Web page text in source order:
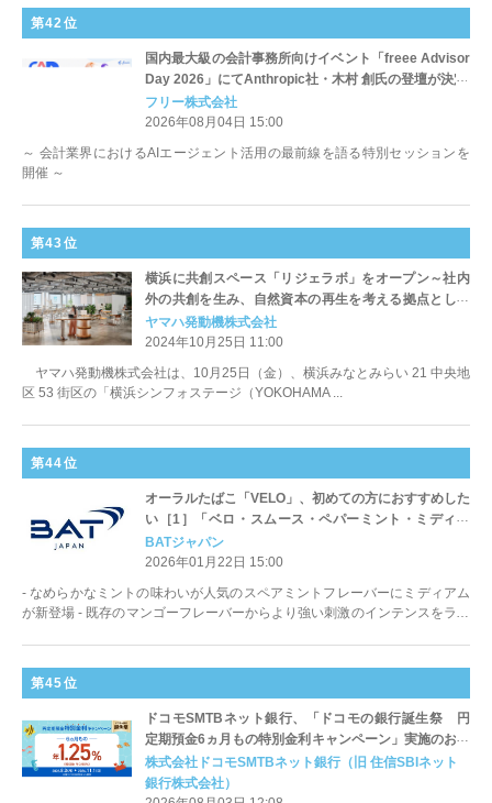
第42位
国内最大級の会計事務所向けイベント「freee Advisor
Day 2026」にてAnthropic社・木村 創氏の登壇が決定
フリー株式会社
2026年08月04日 15:00
～ 会計業界におけるAIエージェント活用の最前線を語る特別セッションを
開催 ～
第43位
横浜に共創スペース「リジェラボ」をオープン～社内
外の共創を生み、自然資本の再生を考える拠点として
活用～
ヤマハ発動機株式会社
2024年10月25日 11:00
ヤマハ発動機株式会社は、10月25日（金）、横浜みなとみらい 21 中央地
区 53 街区の「横浜シンフォステージ（YOKOHAMA ...
第44位
オーラルたばこ「VELO」、初めての方におすすめした
い［1］「ベロ・スムース・ペパーミント・ミディア
ム」を含む2銘柄を2月2日（月）より新発売
BATジャパン
2026年01月22日 15:00
‐ なめらかなミントの味わいが人気のスペアミントフレーバーにミディアム
が新登場 ‐ 既存のマンゴーフレーバーからより強い刺激のインテンスをライ
第45位
ドコモSMTBネット銀行、「ドコモの銀行誕生祭 円
定期預金6ヵ月もの特別金利キャンペーン」実施のお知
らせ
株式会社ドコモSMTBネット銀行（旧 住信SBIネット
銀行株式会社）